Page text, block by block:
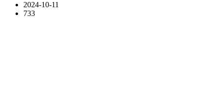
2024-10-11
733